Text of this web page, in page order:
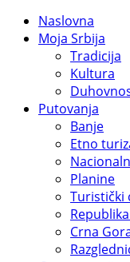
Naslovna
Moja Srbija
Tradicija
Kultura
Putovanja
Banje
Etno
Planine
Turistički
Crna